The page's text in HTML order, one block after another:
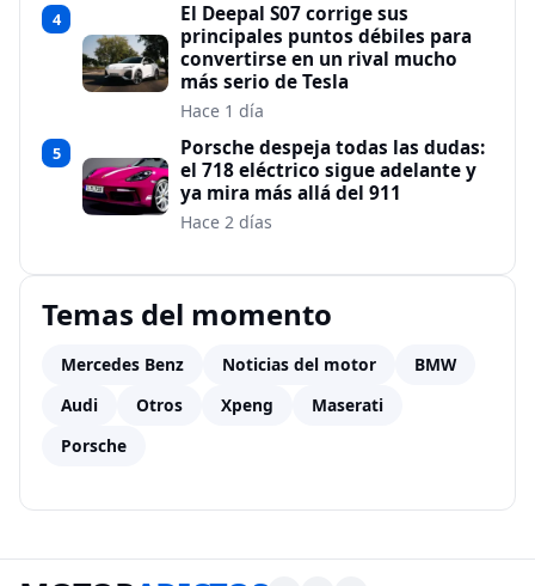
4
El Deepal S07 corrige sus
principales puntos débiles para
convertirse en un rival mucho
más serio de Tesla
Hace 1 día
5
Porsche despeja todas las dudas:
el 718 eléctrico sigue adelante y
ya mira más allá del 911
Hace 2 días
Temas del momento
Mercedes Benz Noticias del motor
BMW
Audi
Otros Xpeng
Maserati
Porsche